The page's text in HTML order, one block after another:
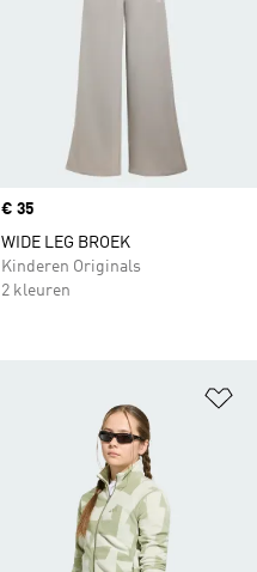
Price
€ 35
WIDE LEG BROEK
Kinderen Originals
2 kleuren